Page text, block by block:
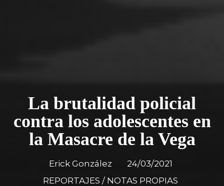
La brutalidad policial
contra los adolescentes en
la Masacre de la Vega
Erick González
24/03/2021
REPORTAJES / NOTAS PROPIAS